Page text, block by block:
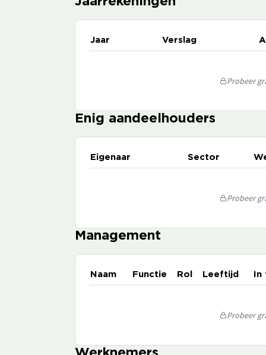
Jaar Verslag
Probeer
Enig aandeelhouders
Eigenaar Sector
Probeer
Management
Naam Functie Rol Leeftijd
Probeer